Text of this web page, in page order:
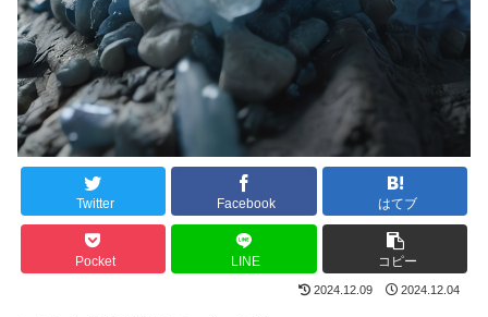
Twitter Facebook はてブ
Pocket LINE コピー
2024.12.09 2024.12.04